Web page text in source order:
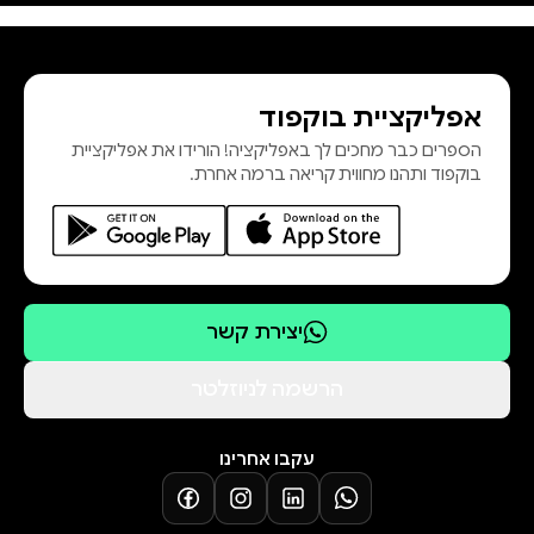
תקופתיים ודמויות מעוררות הזדהות...
סקוטוליני טווה את המתח במיומנות."
וושינגטון פוסט "תמונה מלאת ניואנסים
של איטליה בימי מלחמת העול
אפליקציית בוקפוד
הספרים כבר מחכים לך באפליקציה! הורידו את אפליקציית
בוקפוד ותהנו מחווית קריאה ברמה אחרת.
יצירת קשר
עקבו אחרינו